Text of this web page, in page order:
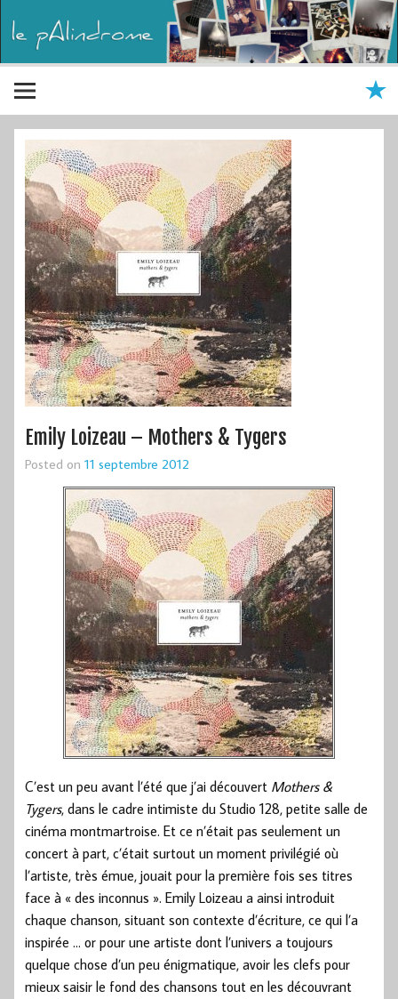
Emily Loizeau – Mothers & Tygers
Posted on 11 septembre 2012
C’est un peu avant l’été que j’ai découvert Mothers &
Tygers, dans le cadre intimiste du Studio 128, petite salle de
cinéma montmartroise. Et ce n’était pas seulement un
concert à part, c’était surtout un moment privilégié où
l’artiste, très émue, jouait pour la première fois ses titres
face à « des inconnus ». Emily Loizeau a ainsi introduit
chaque chanson, situant son contexte d’écriture, ce qui l’a
inspirée … or pour une artiste dont l’univers a toujours
quelque chose d’un peu énigmatique, avoir les clefs pour
mieux saisir le fond des chansons tout en les découvrant